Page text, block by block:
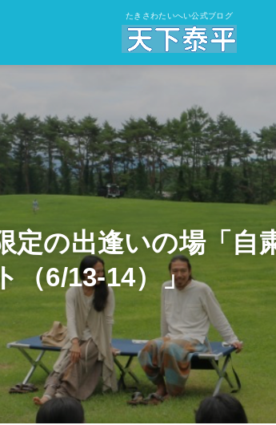
たきさわたいへい公式ブログ
定の出逢いの場「自
（6/13-14）」